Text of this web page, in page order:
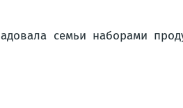
семьи наборами